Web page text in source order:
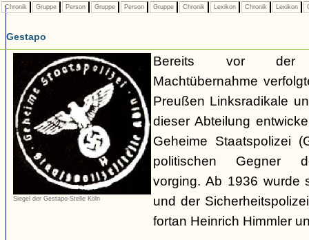
Chronik Gruppe Person Gruppe Person Gruppe Chronik Lexikon Chronik Lexikon
Gestapo
Siegel der Gestapo-Stelle Köln
Bereits vor der
Machtübernahme
Preußen Linksradikale
dieser Abteilung
Geheime Staatspolizei
politischen Gegner
vorging. Ab 1936 wurde
und der
fortan Heinrich Himmler